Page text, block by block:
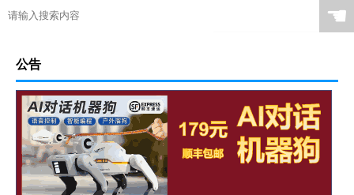
☚
公告